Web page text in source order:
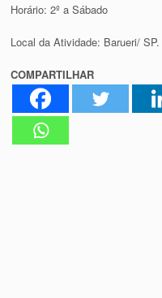
Horário: 2º a Sábado
Local da Atividade: Barueri/ SP.
COMPARTILHAR